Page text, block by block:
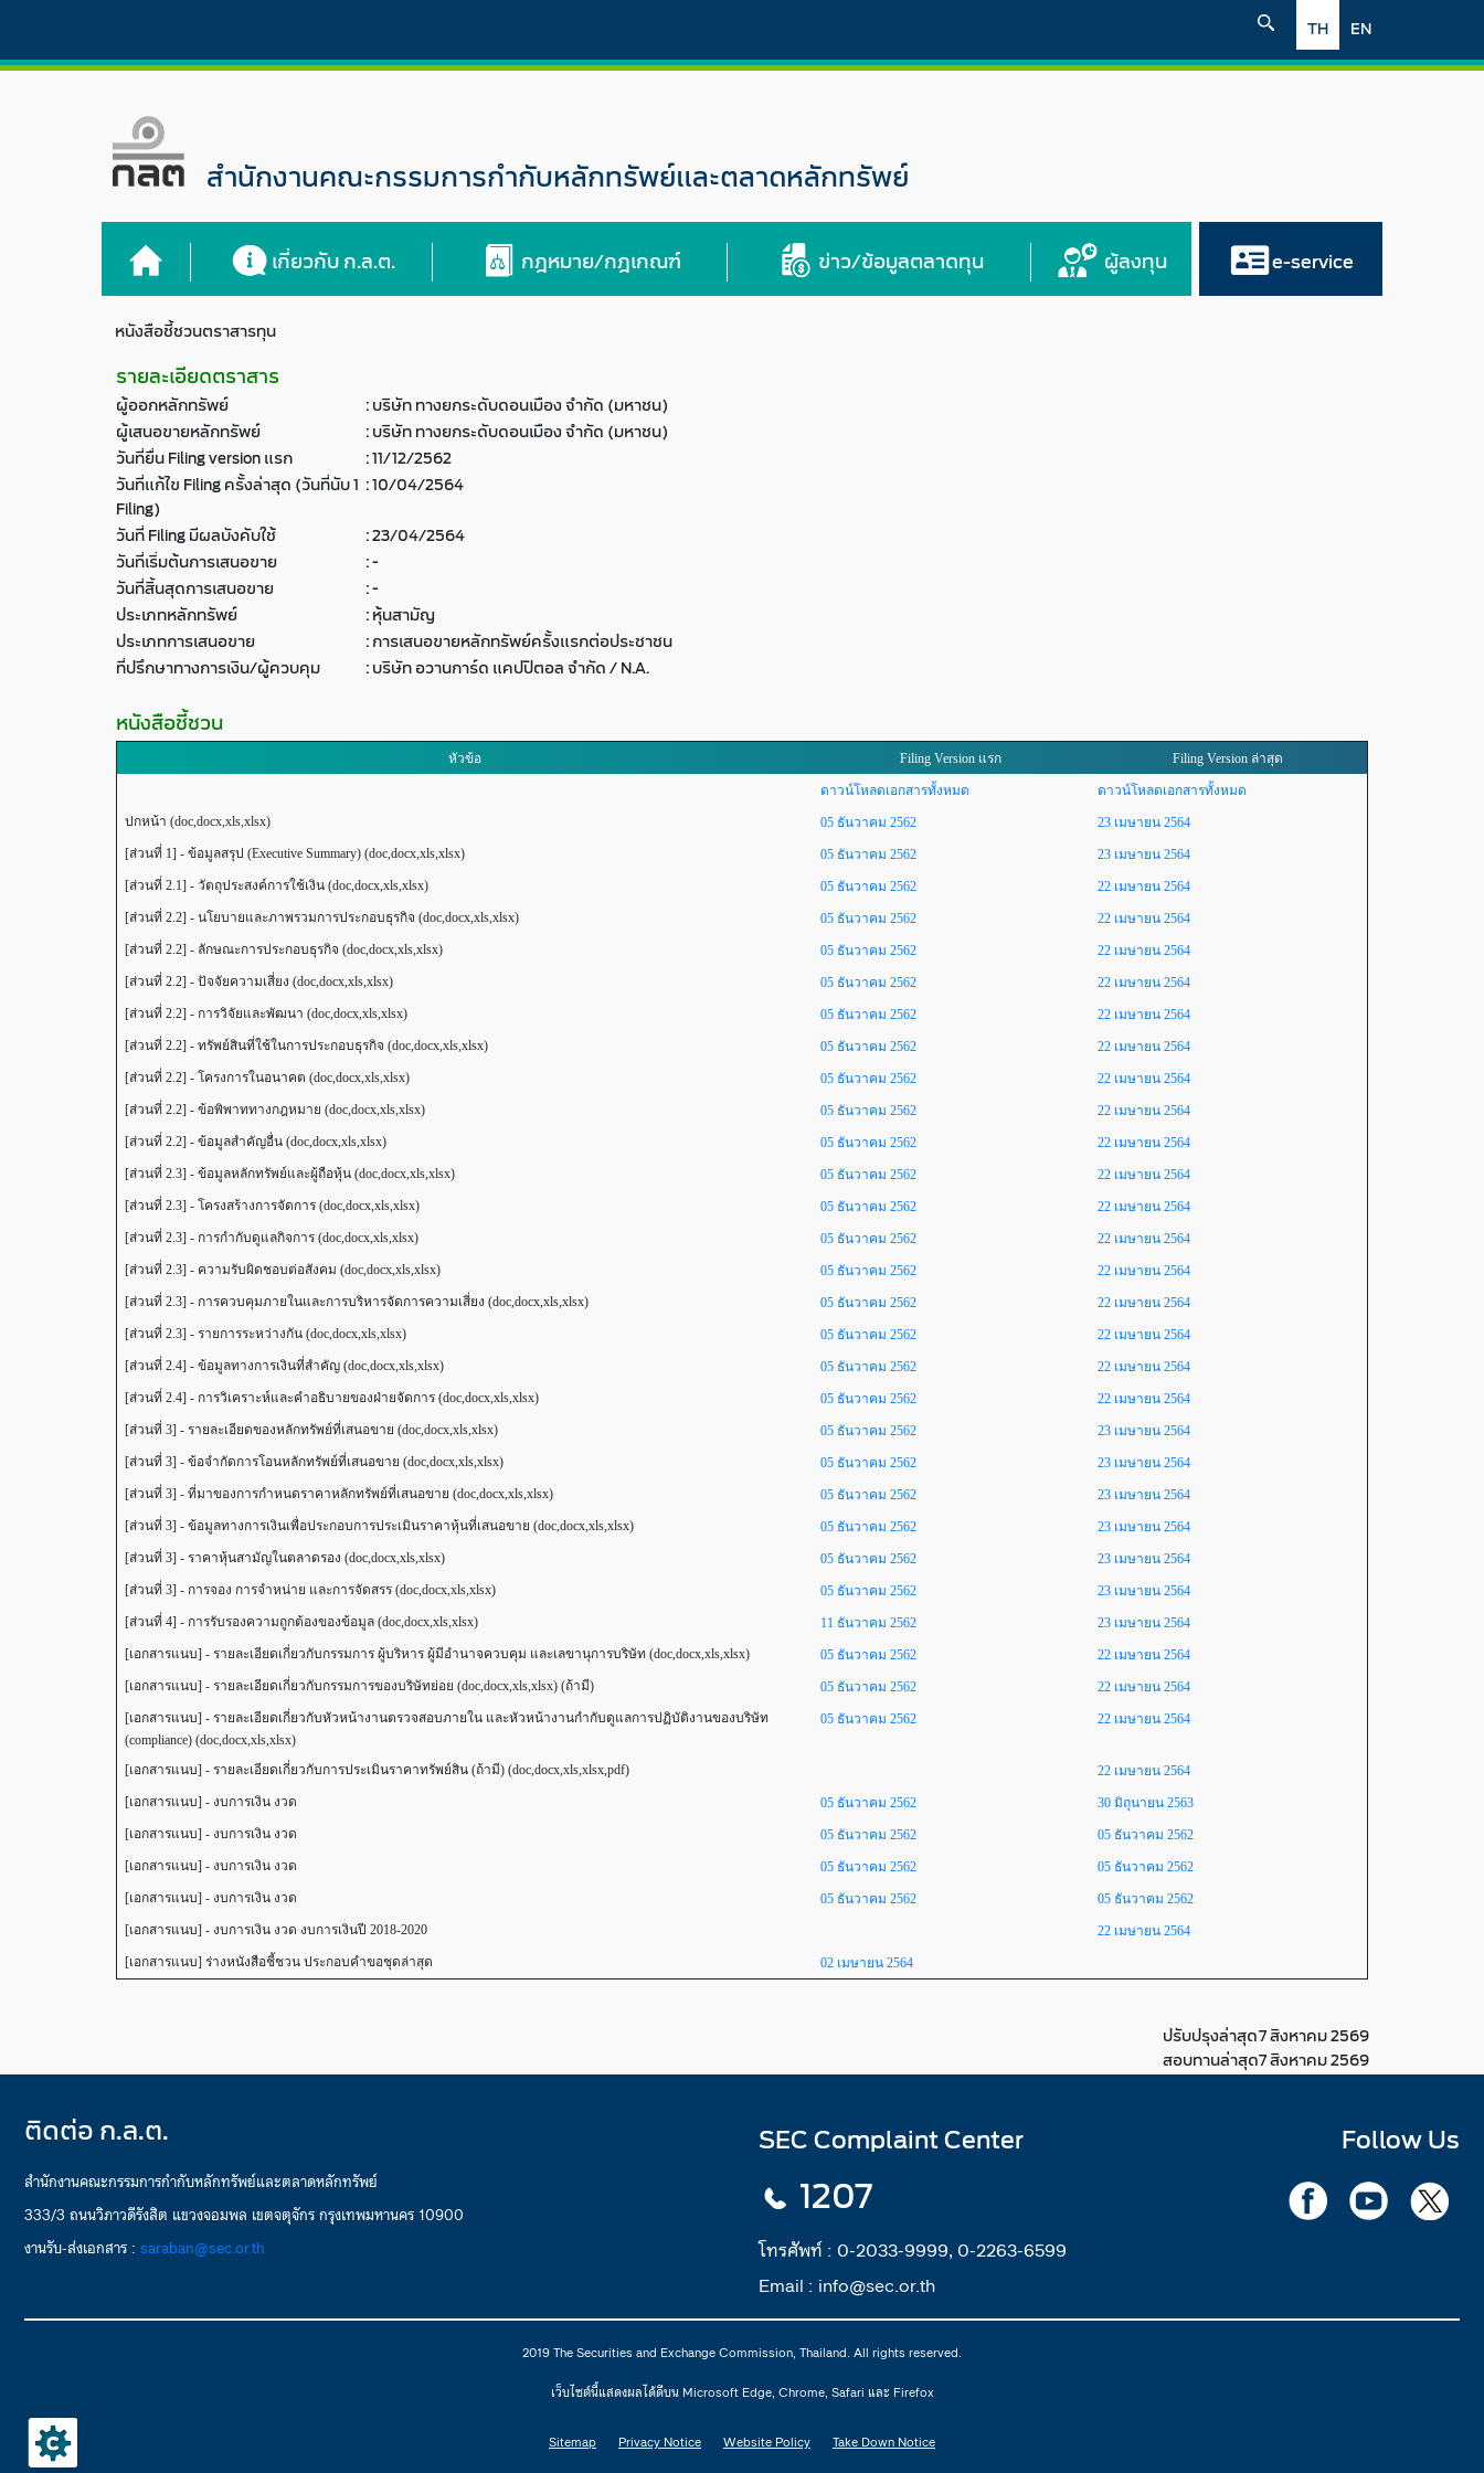
EN
TH
สำนักงานคณะกรรมการกำกับหลักทรัพย์และตลาดหลักทรัพย์
เกี่ยวกับ ก.ล.ต. กฎหมาย/กฎเกณฑ์ ข่าว/ข้อมูลตลาดทุน ผู้ลงทุน e-service
หนังสือชี้ชวนตราสารทุน
รายละเอียดตราสาร
ผู้ออกหลักทรัพย์ :บริษัท ทางยกระดับดอนเมือง จำกัด (มหาชน)
ผู้เสนอขายหลักทรัพย์
:บริษัท ทางยกระดับดอนเมือง จำกัด (มหาชน)
วันที่ยื่น Filing version แรก
:11/12/2562
วันที่แก้ไข Filing ครั้งล่าสุด (วันที่นับ 1
Filing)
:10/04/2564
วันที่ Filing มีผลบังคับใช้
:23/04/2564
วันที่เริ่มต้นการเสนอขาย
:-
วันที่สิ้นสุดการเสนอขาย
:-
ประเภทหลักทรัพย์
:หุ้นสามัญ
ประเภทการเสนอขาย
:การเสนอขายหลักทรัพย์ครั้งแรกต่อประชาชน
ที่ปรึกษาทางการเงิน/ผู้ควบคุม
:บริษัท อวานการ์ด แคปปิตอล จำกัด / N.A.
หนังสือชี้ชวน
หัวข้อ Filing Version แรก Filing Version ล่าสุด
ดาวน์โหลดเอกสารทั้งหมด
ดาวน์โหลดเอกสารทั้งหมด
ปกหน้า (doc,docx,xls,xlsx)
05 ธันวาคม 2562
23 เมษายน 2564
[ส่วนที่ 1] - ข้อมูลสรุป (Executive Summary) (doc,docx,xls,xlsx)
05 ธันวาคม 2562
23 เมษายน 2564
[ส่วนที่ 2.1] - วัตถุประสงค์การใช้เงิน (doc,docx,xls,xlsx)
05 ธันวาคม 2562
22 เมษายน 2564
[ส่วนที่ 2.2] - นโยบายและภาพรวมการประกอบธุรกิจ (doc,docx,xls,xlsx)
05 ธันวาคม 2562
22 เมษายน 2564
[ส่วนที่ 2.2] - ลักษณะการประกอบธุรกิจ (doc,docx,xls,xlsx)
05 ธันวาคม 2562
22 เมษายน 2564
[ส่วนที่ 2.2] - ปัจจัยความเสี่ยง (doc,docx,xls,xlsx)
05 ธันวาคม 2562
22 เมษายน 2564
[ส่วนที่ 2.2] - การวิจัยและพัฒนา (doc,docx,xls,xlsx)
05 ธันวาคม 2562
22 เมษายน 2564
[ส่วนที่ 2.2] - ทรัพย์สินที่ใช้ในการประกอบธุรกิจ (doc,docx,xls,xlsx)
05 ธันวาคม 2562
22 เมษายน 2564
[ส่วนที่ 2.2] - โครงการในอนาคต (doc,docx,xls,xlsx)
05 ธันวาคม 2562
22 เมษายน 2564
[ส่วนที่ 2.2] - ข้อพิพาททางกฎหมาย (doc,docx,xls,xlsx)
05 ธันวาคม 2562
22 เมษายน 2564
[ส่วนที่ 2.2] - ข้อมูลสำคัญอื่น (doc,docx,xls,xlsx)
05 ธันวาคม 2562
22 เมษายน 2564
[ส่วนที่ 2.3] - ข้อมูลหลักทรัพย์และผู้ถือหุ้น (doc,docx,xls,xlsx)
05 ธันวาคม 2562
22 เมษายน 2564
[ส่วนที่ 2.3] - โครงสร้างการจัดการ (doc,docx,xls,xlsx)
05 ธันวาคม 2562
22 เมษายน 2564
[ส่วนที่ 2.3] - การกำกับดูแลกิจการ (doc,docx,xls,xlsx)
05 ธันวาคม 2562
22 เมษายน 2564
[ส่วนที่ 2.3] - ความรับผิดชอบต่อสังคม (doc,docx,xls,xlsx)
05 ธันวาคม 2562
22 เมษายน 2564
[ส่วนที่ 2.3] - การควบคุมภายในและการบริหารจัดการความเสี่ยง (doc,docx,xls,xlsx)
05 ธันวาคม 2562
22 เมษายน 2564
[ส่วนที่ 2.3] - รายการระหว่างกัน (doc,docx,xls,xlsx)
05 ธันวาคม 2562
22 เมษายน 2564
[ส่วนที่ 2.4] - ข้อมูลทางการเงินที่สำคัญ (doc,docx,xls,xlsx)
05 ธันวาคม 2562
22 เมษายน 2564
[ส่วนที่ 2.4] - การวิเคราะห์และคำอธิบายของฝ่ายจัดการ (doc,docx,xls,xlsx)
05 ธันวาคม 2562
22 เมษายน 2564
[ส่วนที่ 3] - รายละเอียดของหลักทรัพย์ที่เสนอขาย (doc,docx,xls,xlsx)
05 ธันวาคม 2562
23 เมษายน 2564
[ส่วนที่ 3] - ข้อจำกัดการโอนหลักทรัพย์ที่เสนอขาย (doc,docx,xls,xlsx)
05 ธันวาคม 2562
23 เมษายน 2564
[ส่วนที่ 3] - ที่มาของการกำหนดราคาหลักทรัพย์ที่เสนอขาย (doc,docx,xls,xlsx)
05 ธันวาคม 2562
23 เมษายน 2564
[ส่วนที่ 3] - ข้อมูลทางการเงินเพื่อประกอบการประเมินราคาหุ้นที่เสนอขาย (doc,docx,xls,xlsx)
05 ธันวาคม 2562
23 เมษายน 2564
[ส่วนที่ 3] - ราคาหุ้นสามัญในตลาดรอง (doc,docx,xls,xlsx)
05 ธันวาคม 2562
23 เมษายน 2564
[ส่วนที่ 3] - การจอง การจำหน่าย และการจัดสรร (doc,docx,xls,xlsx)
05 ธันวาคม 2562
23 เมษายน 2564
[ส่วนที่ 4] - การรับรองความถูกต้องของข้อมูล (doc,docx,xls,xlsx)
11 ธันวาคม 2562
23 เมษายน 2564
[เอกสารแนบ] - รายละเอียดเกี่ยวกับกรรมการ ผู้บริหาร ผู้มีอำนาจควบคุม และเลขานุการบริษัท (doc,docx,xls,xlsx)
05 ธันวาคม 2562
22 เมษายน 2564
[เอกสารแนบ] - รายละเอียดเกี่ยวกับกรรมการของบริษัทย่อย (doc,docx,xls,xlsx) (ถ้ามี)
05 ธันวาคม 2562
22 เมษายน 2564
[เอกสารแนบ] - รายละเอียดเกี่ยวกับหัวหน้างานตรวจสอบภายใน และหัวหน้างานกำกับดูแลการปฏิบัติงานของบริษัท
(compliance) (doc,docx,xls,xlsx)
05 ธันวาคม 2562 22 เมษายน 2564
[เอกสารแนบ] - รายละเอียดเกี่ยวกับการประเมินราคาทรัพย์สิน (ถ้ามี) (doc,docx,xls,xlsx,pdf)
22 เมษายน 2564
[เอกสารแนบ] - งบการเงิน งวด
05 ธันวาคม 2562
30 มิถุนายน 2563
[เอกสารแนบ] - งบการเงิน งวด
05 ธันวาคม 2562
05 ธันวาคม 2562
[เอกสารแนบ] - งบการเงิน งวด
05 ธันวาคม 2562
05 ธันวาคม 2562
[เอกสารแนบ] - งบการเงิน งวด
05 ธันวาคม 2562
05 ธันวาคม 2562
[เอกสารแนบ] - งบการเงิน งวด งบการเงินปี 2018-2020
22 เมษายน 2564
[เอกสารแนบ] ร่างหนังสือชี้ชวน ประกอบคำขอชุดล่าสุด
02 เมษายน 2564
ปรับปรุงล่าสุด7 สิงหาคม 2569
สอบทานล่าสุด7 สิงหาคม 2569
ติดต่อ ก.ล.ต.
สำนักงานคณะกรรมการกำกับหลักทรัพย์และตลาดหลักทรัพย์
333/3 ถนนวิภาวดีรังสิต แขวงจอมพล เขตจตุจักร กรุงเทพมหานคร 10900
งานรับ-ส่งเอกสาร : saraban@sec.or.th
SEC Complaint Center
1207
โทรศัพท์ : 0-2033-9999, 0-2263-6599
Email : info@sec.or.th
Follow Us
2019 The Securities and Exchange Commission, Thailand. All rights reserved.
เว็บไซต์นี้แสดงผลได้ดีบน Microsoft Edge, Chrome, Safari และ Firefox
Sitemap Privacy Notice Website Policy Take Down Notice